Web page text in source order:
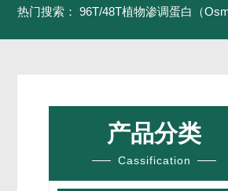
热门搜索： 96T/48T植物渗调蛋白（
产品分类
Cassification